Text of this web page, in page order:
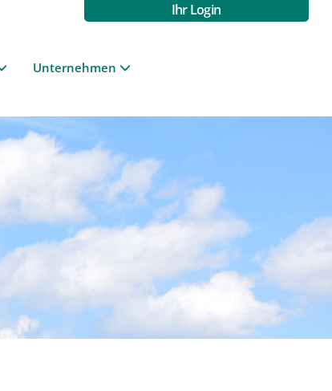
Ihr Login
Unternehmen